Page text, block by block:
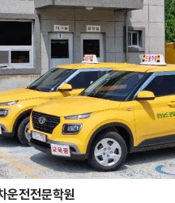
운전전문학원